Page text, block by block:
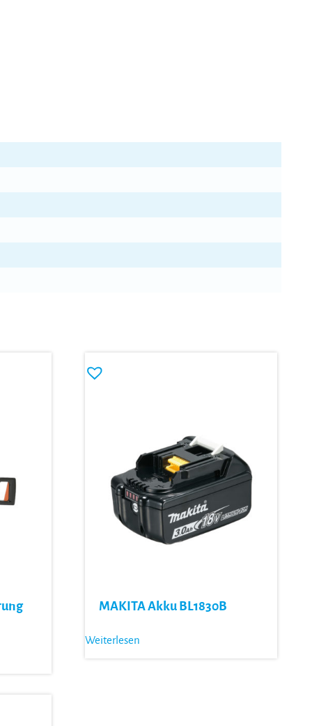
MAKITA Akku BL1830B
Weiterlesen